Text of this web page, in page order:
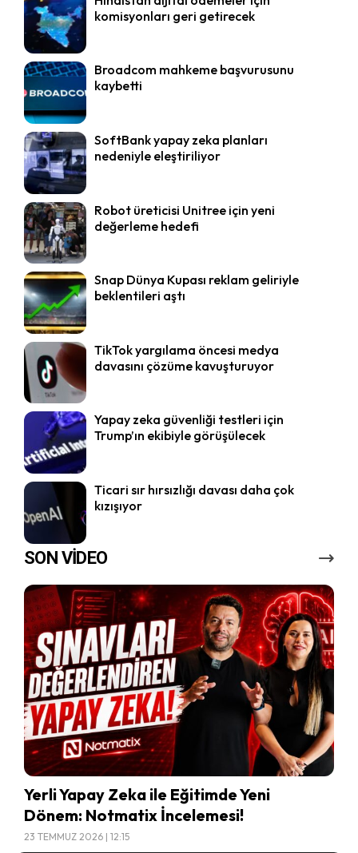
komisyonları geri getirecek
Broadcom mahkeme başvurusunu
kaybetti
SoftBank yapay zeka planları
nedeniyle eleştiriliyor
Robot üreticisi Unitree için yeni
değerleme hedefi
Snap Dünya Kupası reklam geliriyle
beklentileri aştı
TikTok yargılama öncesi medya
davasını çözüme kavuşturuyor
Yapay zeka güvenliği testleri için
Trump’ın ekibiyle görüşülecek
Ticari sır hırsızlığı davası daha çok
kızışıyor
SON VİDEO
Yerli Yapay Zeka ile Eğitimde Yeni
Dönem: Notmatix İncelemesi!
23 TEMMUZ 2026 | 12:15